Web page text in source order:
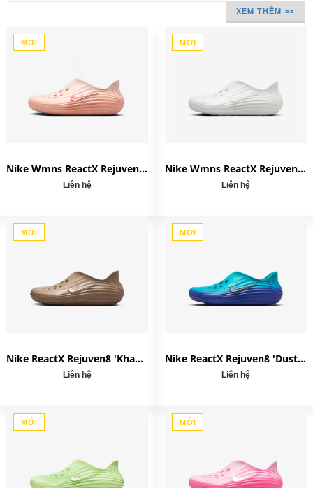
XEM THÊM >>
MỚI
Nike Wmns ReactX Rejuven8 'Apricot Agate' HV5062-802
Liên hệ
MỚI
Nike Wmns ReactX Rejuven8 'Sail' HV5062-101
Liên hệ
MỚI
Nike ReactX Rejuven8 'Khaki' HV5060-200
Liên hệ
MỚI
Nike ReactX Rejuven8 'Dusty Cactus' HV5060-301
Liên hệ
MỚI MỚI